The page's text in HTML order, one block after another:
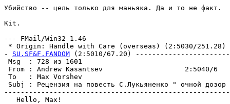
Убийство -- цель только для маньяка. Да и то не факт.
Kit.
--- FMail/Win32 1.46
* Origin: Handle with Care (overseas) (2:5030/251.28)
- SU.SF&F.FANDOM (2:5010/67.20)
Msg  : 728
From : Andrew Kasantsev                    2:5040/6
To   : Max Vorshev
Subj : Рецензия на повесть С.Лукьяненко "
   Hello, Max!